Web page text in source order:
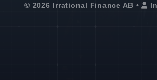
© 2026 Irrational Finance AB •